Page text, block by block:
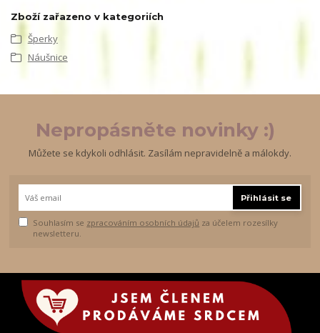
Zboží zařazeno v kategoriích
Šperky
Náušnice
Nepropásněte novinky :)
Můžete se kdykoli odhlásit. Zasílám nepravidelně a málokdy.
Přihlásit se
Souhlasím se zpracováním osobních údajů za účelem rozesílky
newsletteru.